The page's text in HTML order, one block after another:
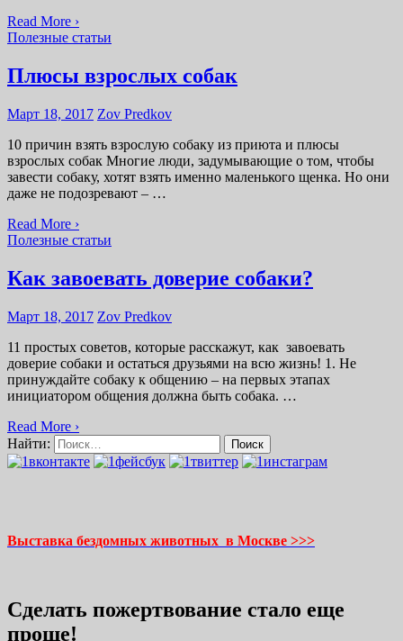
Read More ›
Полезные статьи
Плюсы взрослых собак
Март 18, 2017 Zov Predkov
10 причин взять взрослую собаку из приюта и плюсы
взрослых собак Многие люди, задумывающие о том, чтобы
завести собаку, хотят взять именно маленького щенка. Но они
даже не подозревают – …
Read More ›
Полезные статьи
Как завоевать доверие собаки?
Март 18, 2017 Zov Predkov
11 простых советов, которые расскажут, как завоевать
доверие собаки и остаться друзьями на всю жизнь! 1. Не
принуждайте собаку к общению – на первых этапах
инициатором общения должна быть собака. …
Read More ›
Найти:
Выставка бездомных животных в Москве >>>
Сделать пожертвование стало еще
проще!